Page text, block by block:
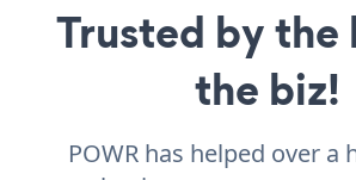
Trusted by the
the biz!
POWR has helped over a